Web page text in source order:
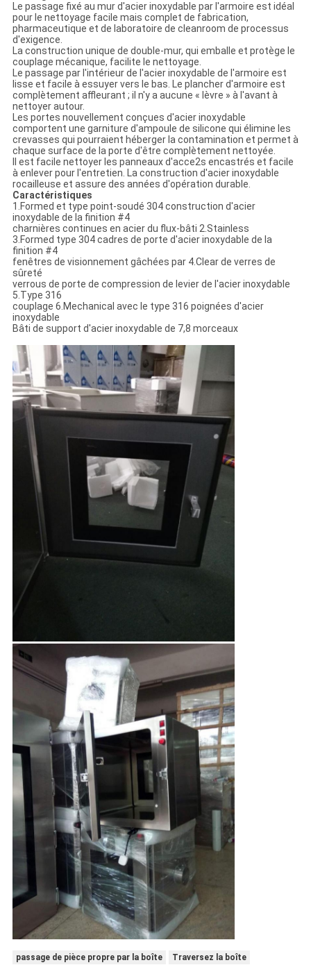
Le passage fixé au mur d'acier inoxydable par l'armoire est idéal
pour le nettoyage facile mais complet de fabrication,
pharmaceutique et de laboratoire de cleanroom de processus
d'exigence.
La construction unique de double-mur, qui emballe et protège le
couplage mécanique, facilite le nettoyage.
Le passage par l'intérieur de l'acier inoxydable de l'armoire est
lisse et facile à essuyer vers le bas. Le plancher d'armoire est
complètement affleurant ; il n'y a aucune « lèvre » à l'avant à
nettoyer autour.
Les portes nouvellement conçues d'acier inoxydable
comportent une garniture d'ampoule de silicone qui élimine les
crevasses qui pourraient héberger la contamination et permet à
chaque surface de la porte d'être complètement nettoyée.
Il est facile nettoyer les panneaux d'acce2s encastrés et facile
à enlever pour l'entretien. La construction d'acier inoxydable
rocailleuse et assure des années d'opération durable.
Caractéristiques
1.Formed et type point-soudé 304 construction d'acier
inoxydable de la finition #4
charnières continues en acier du flux-bâti 2.Stainless
3.Formed type 304 cadres de porte d'acier inoxydable de la
finition #4
fenêtres de visionnement gâchées par 4.Clear de verres de
sûreté
verrous de porte de compression de levier de l'acier inoxydable
5.Type 316
couplage 6.Mechanical avec le type 316 poignées d'acier
inoxydable
Bâti de support d'acier inoxydable de 7,8 morceaux
passage de pièce propre par la boîte
Traversez la boîte